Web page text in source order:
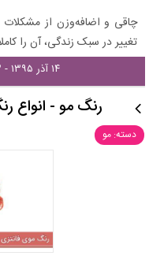
چاقی و اضافه‌وزن از
تغییر در سبک زندگی، آن را
۱۴ آذر ۱۳۹۵ - ۰۶:۵۳
رنگ مو - انواع
دسته: مو